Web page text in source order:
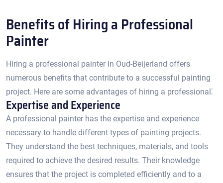
Benefits of Hiring a Professional
Painter
Hiring a professional painter in Oud-Beijerland offers
numerous benefits that contribute to a successful painting
project.​ Here are some advantages of hiring a professional⁚
Expertise and Experience
A professional painter has the expertise and experience
necessary to handle different types of painting projects.​
They understand the best techniques, materials, and tools
required to achieve the desired results.​ Their knowledge
ensures that the project is completed efficiently and to a